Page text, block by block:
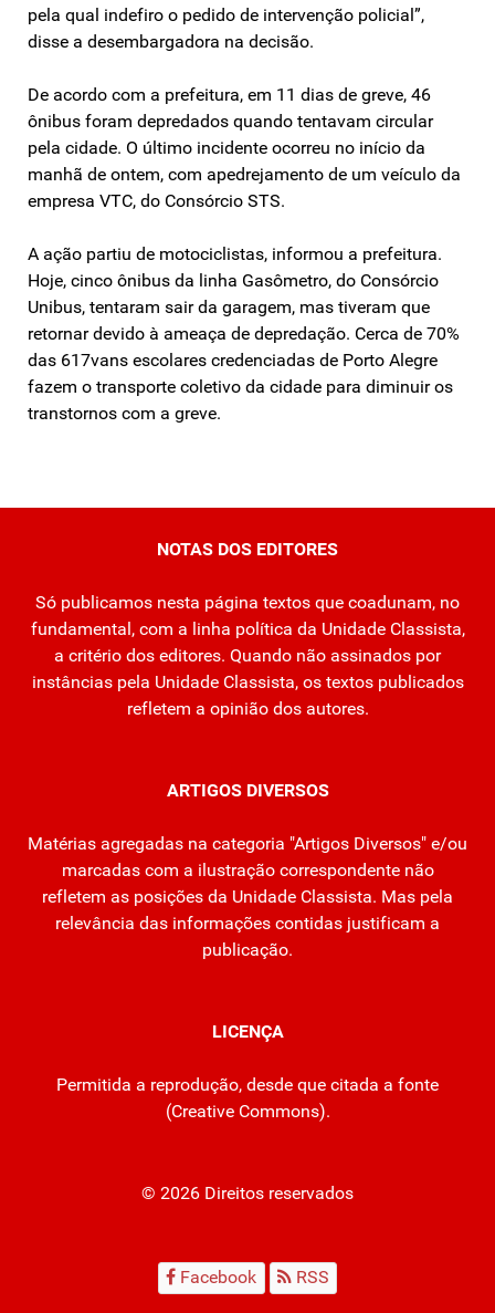
pela qual indefiro o pedido de intervenção policial”,
disse a desembargadora na decisão.
De acordo com a prefeitura, em 11 dias de greve, 46
ônibus foram depredados quando tentavam circular
pela cidade. O último incidente ocorreu no início da
manhã de ontem, com apedrejamento de um veículo da
empresa VTC, do Consórcio STS.
A ação partiu de motociclistas, informou a prefeitura.
Hoje, cinco ônibus da linha Gasômetro, do Consórcio
Unibus, tentaram sair da garagem, mas tiveram que
retornar devido à ameaça de depredação. Cerca de 70%
das 617vans escolares credenciadas de Porto Alegre
fazem o transporte coletivo da cidade para diminuir os
transtornos com a greve.
NOTAS DOS EDITORES
Só publicamos nesta página textos que coadunam, no
fundamental, com a linha política da Unidade Classista,
a critério dos editores. Quando não assinados por
instâncias pela Unidade Classista, os textos publicados
refletem a opinião dos autores.
ARTIGOS DIVERSOS
Matérias agregadas na categoria "Artigos Diversos" e/ou
marcadas com a ilustração correspondente não
refletem as posições da Unidade Classista. Mas pela
relevância das informações contidas justificam a
publicação.
LICENÇA
Permitida a reprodução, desde que citada a fonte
(Creative Commons).
© 2026 Direitos reservados
Facebook RSS